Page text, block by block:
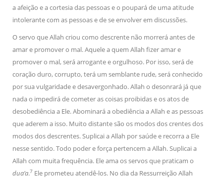
a afeição e a cortesia das pessoas e o poupará de uma atitude
intolerante com as pessoas e de se envolver em discussões.
O servo que Allah criou como descrente não morrerá antes de
amar e promover o mal. Aquele a quem Allah fizer amar e
promover o mal, será arrogante e orgulhoso. Por isso, será de
coração duro, corrupto, terá um semblante rude, será conhecido
por sua vulgaridade e desavergonhado. Allah o desonrará já que
nada o impedirá de cometer as coisas proibidas e os atos de
desobediência a Ele. Abominará a obediência a Allah e as pessoas
que aderem a isso. Muito distante são os modos dos crentes dos
modos dos descrentes. Suplicai a Allah por saúde e recorra a Ele
nesse sentido. Todo poder e força pertencem a Allah. Suplicai a
Allah com muita frequência. Ele ama os servos que praticam o
dua’a.7 Ele prometeu atendê-los. No dia da Ressurreição Allah